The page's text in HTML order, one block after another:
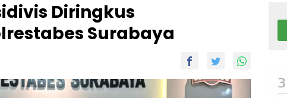
Diringkus
Surabaya